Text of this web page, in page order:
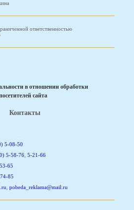
ответственностью
в отношении обработки
сайта
Контакты
5-08-50
5-58-76 5-21-66
65
85
pobeda_reklama@mail.ru